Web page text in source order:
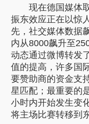
现在德国媒体
振东效应正在以惊
先，社交媒体数据
内从8000飙升至
动态通过微博转发
值的提高，许多国
要赞助商的资金支
星匹配；最重要的
小时内开始发生变
将主场比赛转移到